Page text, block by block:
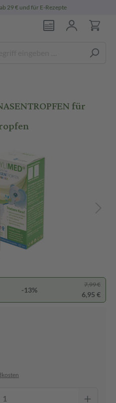
ab 29 € und für E-Rezepte
für
-13%
7,99 €
6,95 €